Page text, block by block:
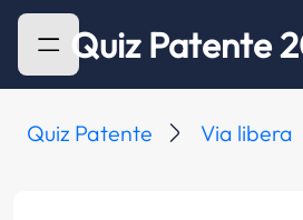
Quiz Patente
Quiz Patente Via libera